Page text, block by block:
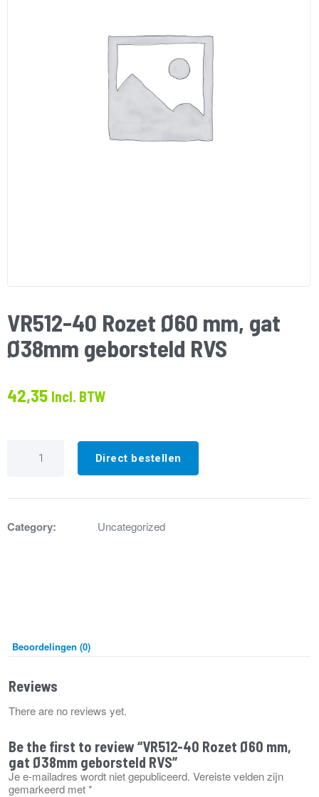
VR512-40 Rozet Ø60 mm, gat
Ø38mm geborsteld RVS
42,35 Incl. BTW
Ø38mm
geborsteld
Direct bestellen
Category: Uncategorized
Beoordelingen (0)
Reviews
There are no reviews yet.
Be the first to review “VR512-40 Rozet Ø60 mm,
gat Ø38mm geborsteld RVS”
Je e-mailadres wordt niet gepubliceerd. Vereiste velden zijn
gemarkeerd met*